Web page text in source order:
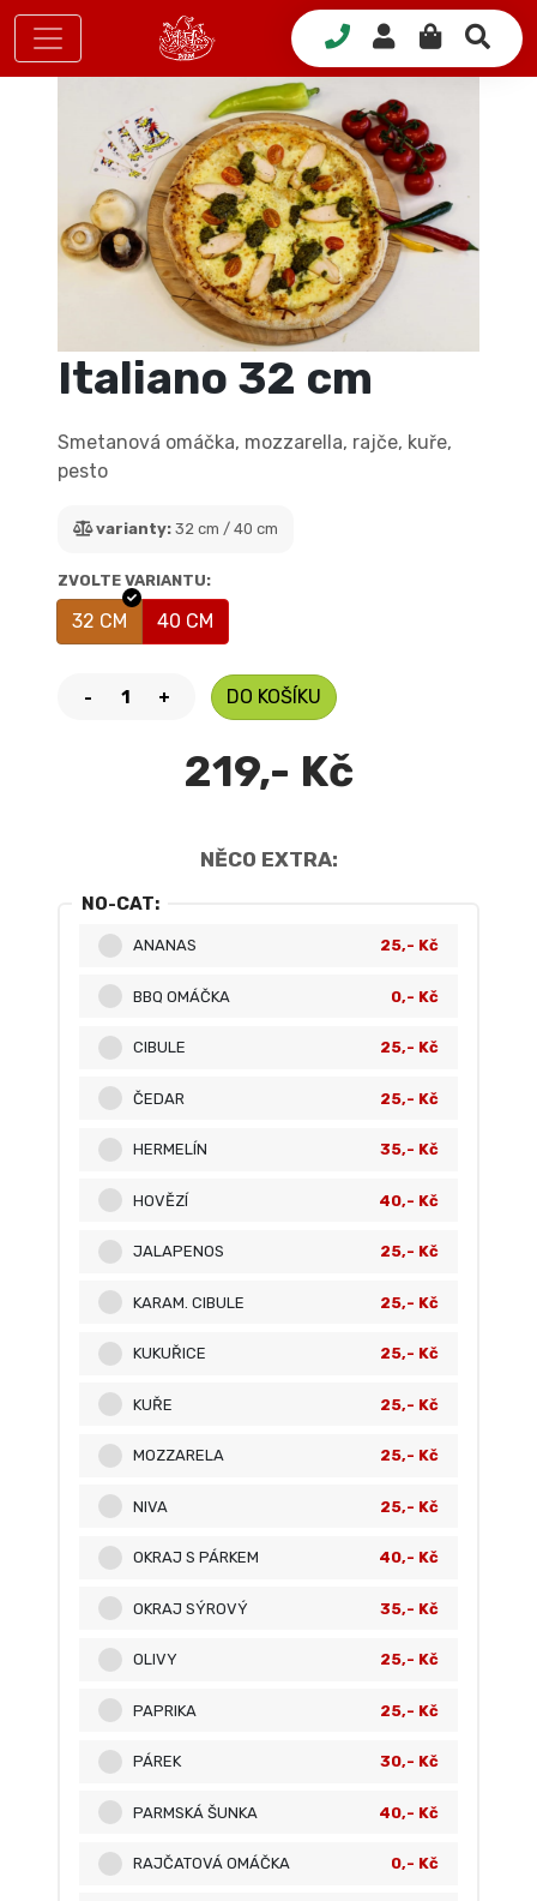
Italiano 32 cm
Smetanová omáčka, mozzarella, rajče, kuře,
pesto
varianty: 32 cm / 40 cm
ZVOLTE VARIANTU:
32 CM 40 CM
- + DO KOŠÍKU
219,- Kč
NĚCO EXTRA:
NO-CAT:
ANANAS 25,- Kč
BBQ OMÁČKA 0,- Kč
CIBULE 25,- Kč
ČEDAR 25,- Kč
HERMELÍN 35,- Kč
HOVĚZÍ 40,- Kč
JALAPENOS 25,- Kč
KARAM. CIBULE 25,- Kč
KUKUŘICE 25,- Kč
KUŘE 25,- Kč
MOZZARELA 25,- Kč
NIVA 25,- Kč
OKRAJ S PÁRKEM 40,- Kč
OKRAJ SÝROVÝ 35,- Kč
OLIVY 25,- Kč
PAPRIKA 25,- Kč
PÁREK 30,- Kč
PARMSKÁ ŠUNKA 40,- Kč
RAJČATOVÁ OMÁČKA 0,- Kč